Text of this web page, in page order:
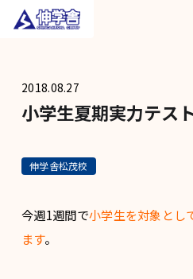
2018.08.27
小学生夏期実力テスト
伸学舎松茂校
今週1週間で小学生を対象とし
ます。